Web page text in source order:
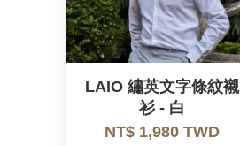
LAIO 繡英文字條紋襯
衫 - 白
NT$ 1,980 TWD